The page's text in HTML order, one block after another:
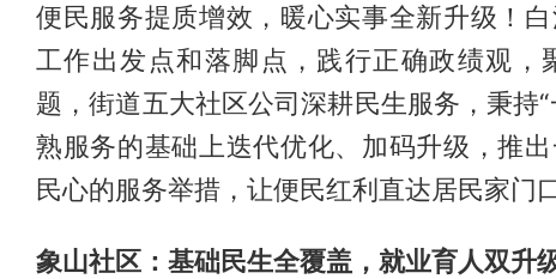
便民服务提质增效，暖心实事全新升级！
工作出发点和落脚点，践行正确政绩观，
题，街道五大社区公司深耕民生服务，秉持
熟服务的基础上迭代优化、加码升级，推
民心的服务举措，让便民红利直达居民家门口
象山社区：基础民生全覆盖，就业育人双升